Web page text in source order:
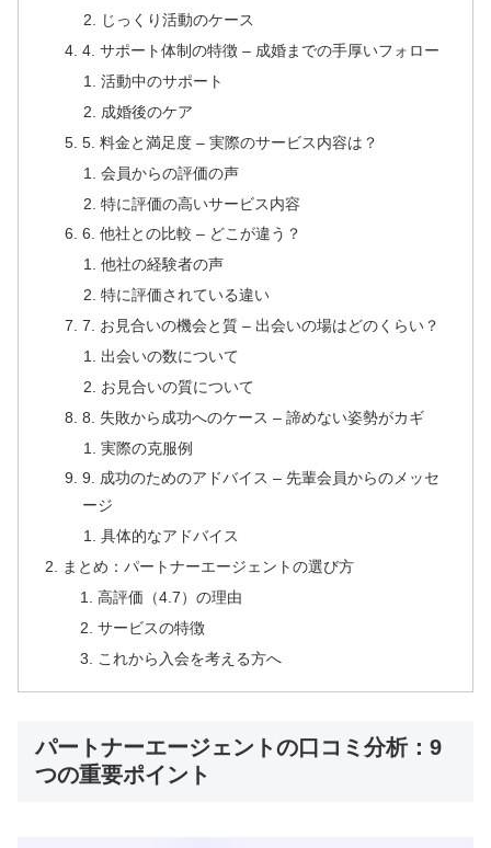
じっくり活動のケース
4. サポート体制の特徴 – 成婚までの手厚いフォロー
活動中のサポート
成婚後のケア
5. 料金と満足度 – 実際のサービス内容は？
会員からの評価の声
特に評価の高いサービス内容
6. 他社との比較 – どこが違う？
他社の経験者の声
特に評価されている違い
7. お見合いの機会と質 – 出会いの場はどのくらい？
出会いの数について
お見合いの質について
8. 失敗から成功へのケース – 諦めない姿勢がカギ
実際の克服例
9. 成功のためのアドバイス – 先輩会員からのメッセ
ージ
具体的なアドバイス
まとめ：パートナーエージェントの選び方
高評価（4.7）の理由
サービスの特徴
これから入会を考える方へ
パートナーエージェントの口コミ分析：9
つの重要ポイント